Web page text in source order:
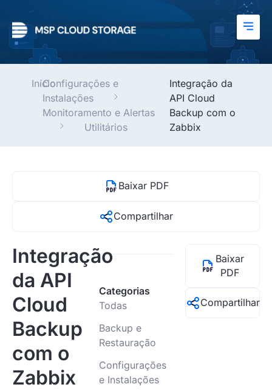
InícioConfigurações e
Instalações
Monitoramento e Alertas
Utilitários
Integração da
API Cloud
Backup com o
Zabbix
Baixar PDF
Compartilhar
Categorias
Todas
Backup e
Restauração
Configurações
e Instalações
Integração
da API
Cloud
Backup
com o
Zabbix
Baixar
PDF
Compartilhar